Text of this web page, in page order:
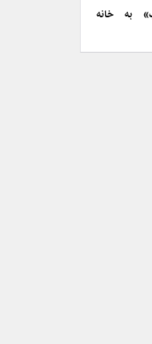
به خانه